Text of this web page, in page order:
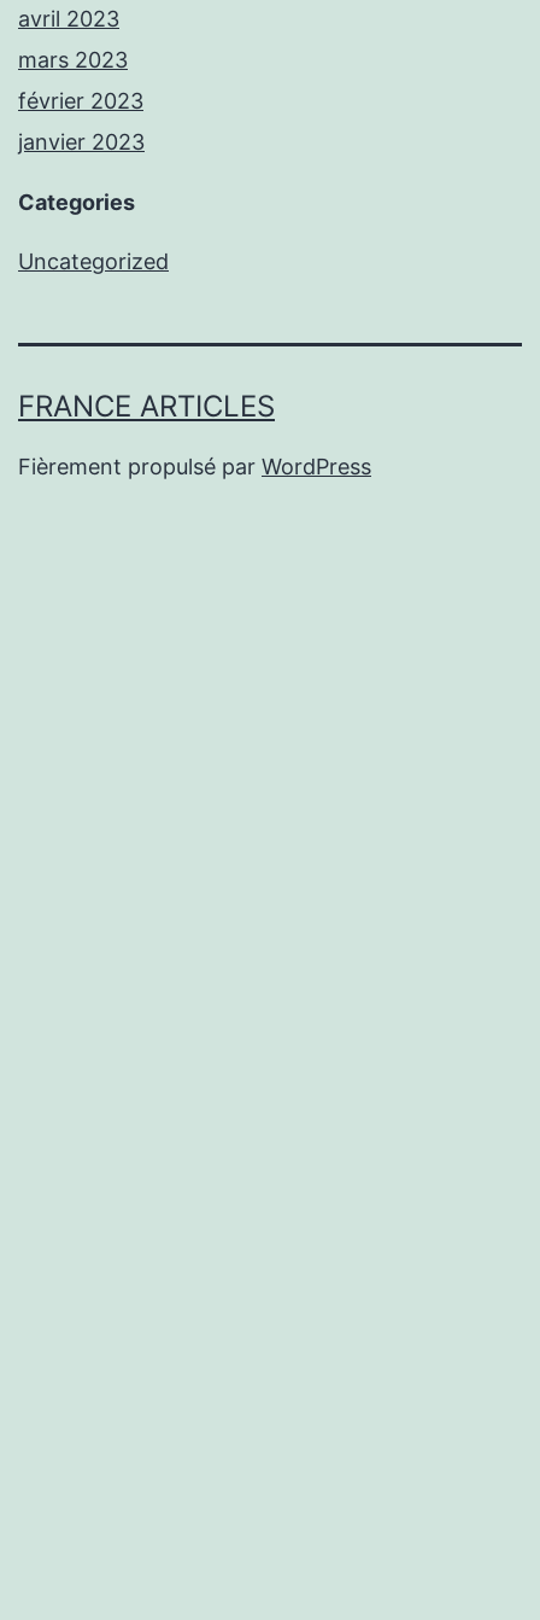
avril 2023
mars 2023
février 2023
janvier 2023
Categories
Uncategorized
FRANCE ARTICLES
Fièrement propulsé par WordPress